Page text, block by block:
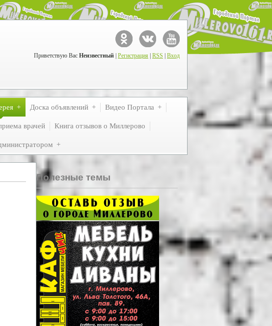
Приветствую Вас Неизвестный Регистрация RSS Вход
Доска объявлений Видео Портала
врачей Книга отзывов о Миллерово
Полезные темы